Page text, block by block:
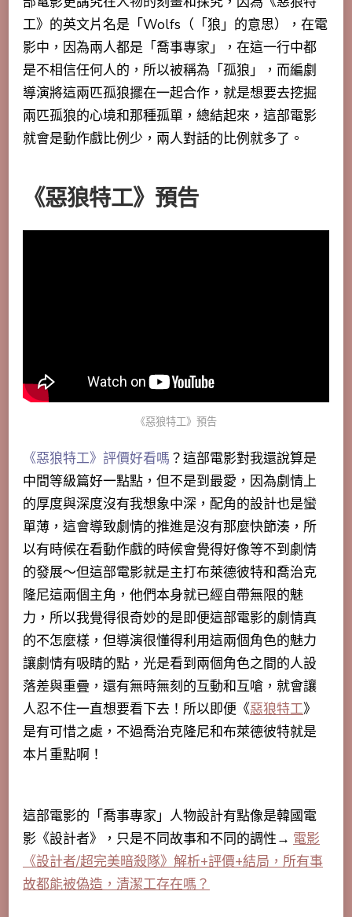
工》的英文片名是「Wolfs（「狼」的意思），在電
影中，因為兩人都是「喬事專家」，在這一行中都
是不相信任何人的，所以被稱為「孤狼」，而編劇
導演將這兩匹孤狼擺在一起合作，就是想要去挖掘
兩匹孤狼的心境和那種孤單，總結起來， 這部電影
就會是動作戲比例少，兩人對話的比例就多了 。
《惡狼特工》預告
《惡狼特工》預告
《惡狼特工》評價好看嗎 ？這部電影對我還說算是
中間等級篇好一點點，但不是到最愛，因為劇情上
的厚度與深度沒有我想象中深，配角的設計也是蠻
單薄，這會導致劇情的推進是沒有那麼快節湊，所
以有時候在看動作戲的時候會覺得好像等不到劇情
的發展～但這部電影就是主打布萊德彼特和喬治克
隆尼這兩個主角，他們本身就已經自帶無限的魅
力，所以我覺得很奇妙的是即便這部電影的劇情真
的不怎麼樣，但導演很懂得利用這兩個角色的魅力
讓劇情有吸睛的點，光是看到兩個角色之間的人設
落差與重疊，還有無時無刻的互動和互嗆，就會讓
人忍不住一直想要看下去！所以即便《惡狼特工》
是有可惜之處，不過喬治克隆尼和布萊德彼特就是
本片重點啊！
這部電影的「喬事專家」人物設計有點像是韓國電
影《設計者》，只是不同故事和不同的調性→ 電影
《設計者/超完美暗殺隊》解析+評價+結局，所有事
故都能被偽造，清潔工存在嗎？